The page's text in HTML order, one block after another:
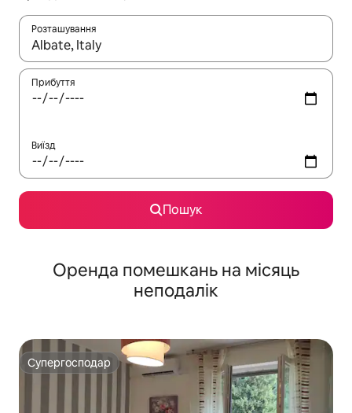
Розташування
Отримавши результати пошуку, використовуйте для
Прибуття
Виїзд
Пошук
Оренда помешкань на місяць
неподалік
Супергосподар
Супергосподар